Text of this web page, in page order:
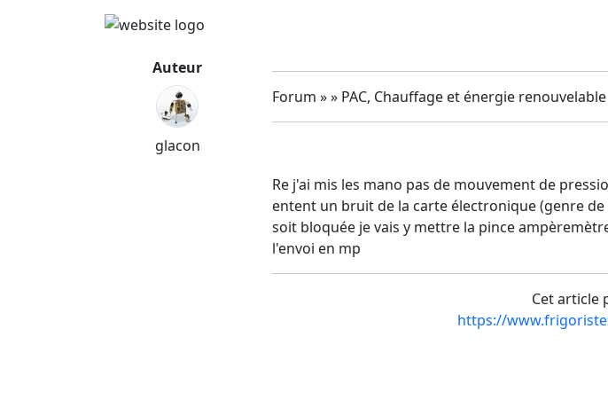
Auteur
glacon
Forum » » PAC, Chauffage et énergie renouvelable
Re j'ai mis les mano pas de mouvement de
entent un bruit de la carte électronique (genre
soit bloquée je vais y mettre la pince
l'envoi en mp
Cet article
https://